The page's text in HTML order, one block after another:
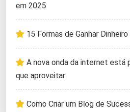
em 2025
15 Formas de Ganhar
A nova onda da internet está
que aproveitar
Como Criar um Blog de